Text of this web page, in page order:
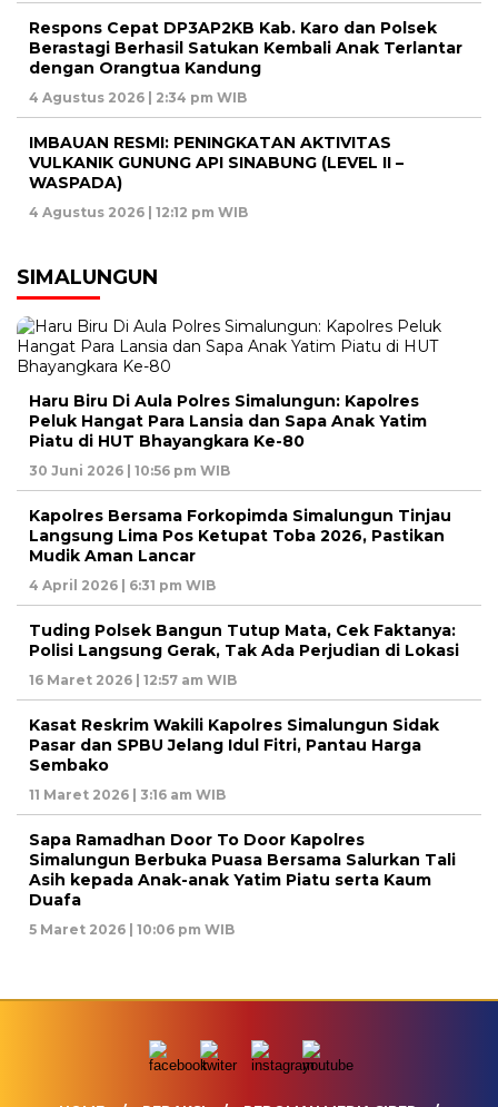
Respons Cepat DP3AP2KB Kab. Karo dan Polsek
Berastagi Berhasil Satukan Kembali Anak Terlantar
dengan Orangtua Kandung
4 Agustus 2026 | 2:34 pm WIB
IMBAUAN RESMI: PENINGKATAN AKTIVITAS
VULKANIK GUNUNG API SINABUNG (LEVEL II –
WASPADA)
4 Agustus 2026 | 12:12 pm WIB
SIMALUNGUN
Haru Biru Di Aula Polres Simalungun: Kapolres
Peluk Hangat Para Lansia dan Sapa Anak Yatim
Piatu di HUT Bhayangkara Ke-80
30 Juni 2026 | 10:56 pm WIB
Kapolres Bersama Forkopimda Simalungun Tinjau
Langsung Lima Pos Ketupat Toba 2026, Pastikan
Mudik Aman Lancar
4 April 2026 | 6:31 pm WIB
Tuding Polsek Bangun Tutup Mata, Cek Faktanya:
Polisi Langsung Gerak, Tak Ada Perjudian di Lokasi
16 Maret 2026 | 12:57 am WIB
Kasat Reskrim Wakili Kapolres Simalungun Sidak
Pasar dan SPBU Jelang Idul Fitri, Pantau Harga
Sembako
11 Maret 2026 | 3:16 am WIB
Sapa Ramadhan Door To Door Kapolres
Simalungun Berbuka Puasa Bersama Salurkan Tali
Asih kepada Anak-anak Yatim Piatu serta Kaum
Duafa
5 Maret 2026 | 10:06 pm WIB